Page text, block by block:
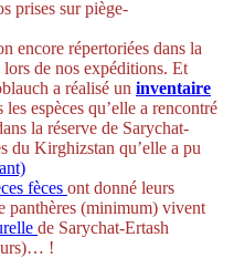
prises sur piège-
encore répertoriées dans la
de nos expéditions. Et
a réalisé un inventaire
les espèces qu’elle a rencontré
la réserve de Sarychat-
du Kirghizstan qu’elle a pu
fèces ont donné leurs
panthères (minimum) vivent
de Sarychat-Ertash
!